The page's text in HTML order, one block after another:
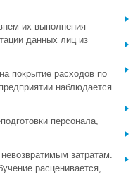
их выполнения
данных лиц из
покрытие расходов по
наблюдается
персонала,
затратам.
расценивается,